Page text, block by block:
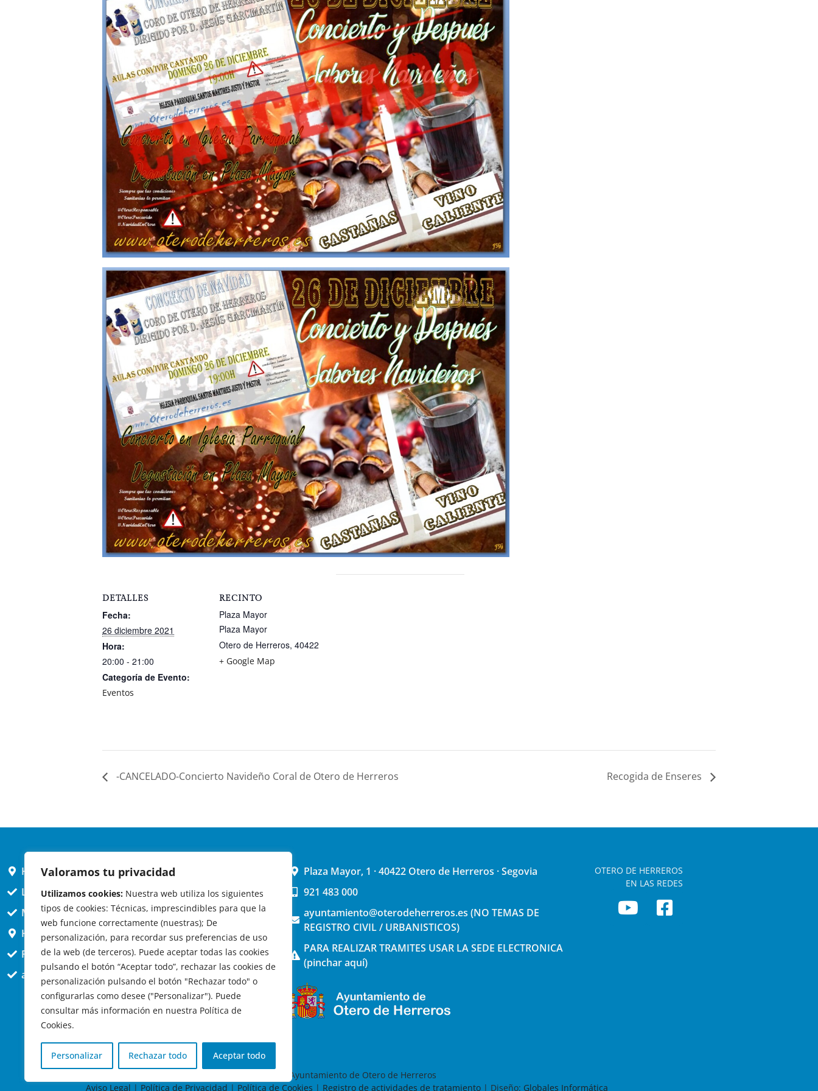
Valoramos tu privacidad
Utilizamos cookies: Nuestra web utiliza los siguientes
tipos de cookies: Técnicas, imprescindibles para que la
web funcione correctamente (nuestras); De
personalización, para recordar sus preferencias de uso
de la web (de terceros). Puede aceptar todas las cookies
pulsando el botón “Aceptar todo”, rechazar las cookies de
personalización pulsando el botón "Rechazar todo" o
configurarlas como desee ("Personalizar"). Puede
consultar más información en nuestra Política de
Cookies.
Personalizar Rechazar todo Aceptar todo
DETALLES
Fecha:
26 diciembre 2021
Hora:
20:00 - 21:00
Categoría de Evento:
Eventos
RECINTO
Plaza Mayor
Plaza Mayor
Otero de Herreros, 40422
+ Google Map
-CANCELADO-Concierto Navideño Coral de Otero de Herreros Recogida de Enseres
HORARIO AYUNTAMIENTO
L,X,J,V 9 a 14h
MARTES cerrado atención presencial
HORARIO ARQUITECTO
Presencial jueves 12h a 14:30
att. telefónica jueves 10 a 14:30h.
Plaza Mayor, 1 · 40422 Otero de Herreros · Segovia
921 483 000
ayuntamiento@oterodeherreros.es (NO TEMAS DE
REGISTRO CIVIL / URBANISTICOS)
PARA REALIZAR TRAMITES USAR LA SEDE ELECTRONICA
(pinchar aquí)
OTERO DE HERREROS
EN LAS REDES
© 2026 Ayuntamiento de Otero de Herreros
Aviso Legal | Política de Privacidad | Política de Cookies | Registro de actividades de tratamiento | Diseño: Globales Informática